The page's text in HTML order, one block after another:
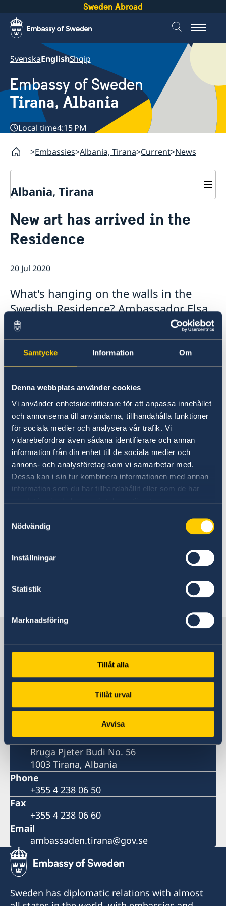
Samtycke Information Om
Denna webbplats använder cookies
Vi använder enhetsidentifierare för att anpassa innehållet
och annonserna till användarna, tillhandahålla funktioner
för sociala medier och analysera vår trafik. Vi
vidarebefordrar även sådana identifierare och annan
information från din enhet till de sociala medier och
annons- och analysföretag som vi samarbetar med.
Dessa kan i sin tur kombinera informationen med annan
information som du har tillhandahållit eller som de har
samlat in när du har använt deras tjänster.
Nödvändig
Inställningar
Statistik
Marknadsföring
Tillåt alla
Tillåt urval
Avvisa
Sweden Abroad
SvenskaEnglishShqip
Embassy of Sweden
Tirana, Albania
Local time4:15 PM
Embassies Albania, Tirana Current News
Albania, Tirana
About us
Ambassador
Current
Notice of contracts procured from Challenge Fund
Calendar
New art has arrived in the
Residence
20 Jul 2020
What's hanging on the walls in the
Swedish Residence? Ambassador Elsa
Håstad meets the Albanian artist Genti
Korini to discuss and show the new,
Swedish art that just arrived to Tirana.
The pieces are made by Swedish
artists and selected by
Statenskonstråd - an agency that
selects art for all public spaces in
Sweden.
Last updated 31 Aug 2020, 4.03 PM
Pjeter Budi No. 56
Tirana
Embassy of Sweden
Rruga Pjeter Budi No. 56
1003 Tirana, Albania
Phone
+355 4 238 06 50
Fax
+355 4 238 06 60
Email
ambassaden.tirana@gov.se
Sweden has diplomatic relations with almost